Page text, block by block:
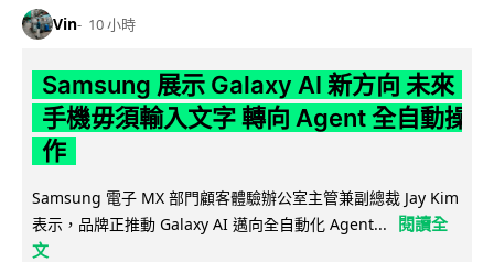
Vin 10 小時
Samsung 展示 Galaxy AI 新方向 未來
手機毋須輸入文字 轉向 Agent 全自動操
作
Samsung 電子 MX 部門顧客體驗辦公室主管兼副總裁 Jay Kim
表示，品牌正推動 Galaxy AI 邁向全自動化 Agent...
閱讀全
文